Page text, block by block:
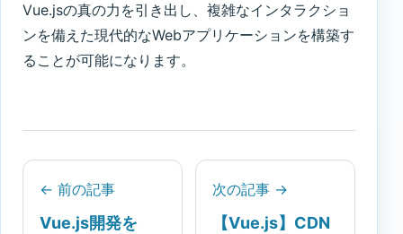
Vue.jsの真の力を引き出し、複雑なインタラクショ
ンを備えた現代的なWebアプリケーションを構築す
ることが可能になります。
← 前の記事
Vue.js開発を
次の記事 →
【Vue.js】CDN